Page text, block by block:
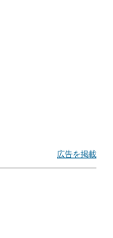
広告を掲載